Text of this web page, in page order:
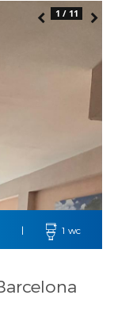
1 / 11
| 1 wc